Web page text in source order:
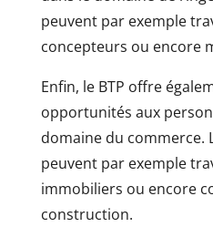
peuvent par exemple
concepteurs ou encore
Enfin, le BTP offre
opportunités aux
domaine du commerce.
peuvent par exemple
immobiliers ou encore
construction.